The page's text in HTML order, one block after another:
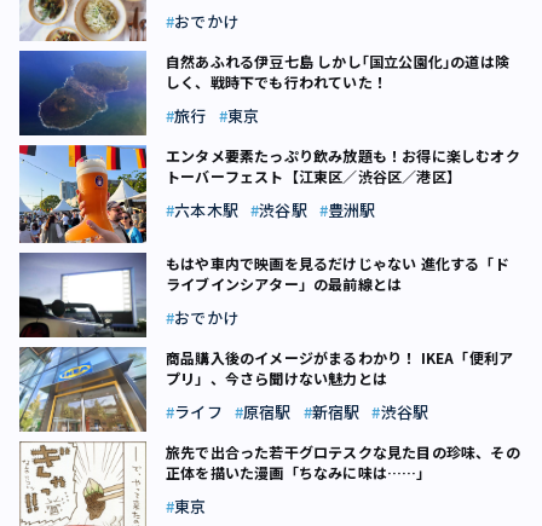
おでかけ
自然あふれる伊豆七島 しかし｢国立公園化｣の道は険
しく、戦時下でも行われていた！
旅行 東京
エンタメ要素たっぷり飲み放題も！お得に楽しむオク
トーバーフェスト【江東区／渋谷区／港区】
六本木駅 渋谷駅 豊洲駅
もはや車内で映画を見るだけじゃない 進化する「ド
ライブインシアター」の最前線とは
おでかけ
商品購入後のイメージがまるわかり！ IKEA「便利ア
プリ」、今さら聞けない魅力とは
ライフ 原宿駅 新宿駅 渋谷駅
旅先で出合った若干グロテスクな見た目の珍味、その
正体を描いた漫画「ちなみに味は……」
東京